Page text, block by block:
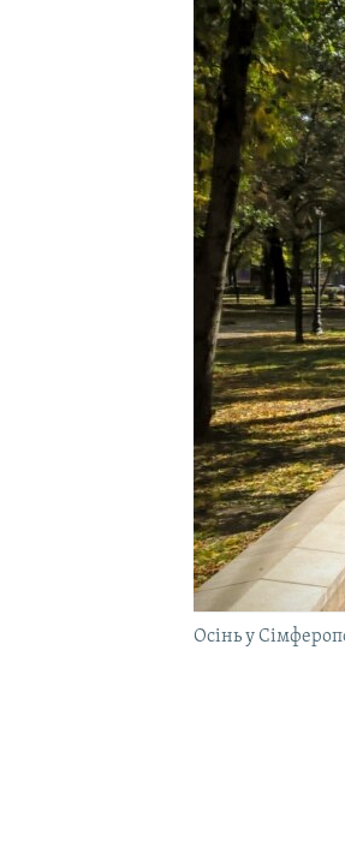
УКРАЇНСЬКА ПРОБЛЕМА КРИМУ
Осінь у